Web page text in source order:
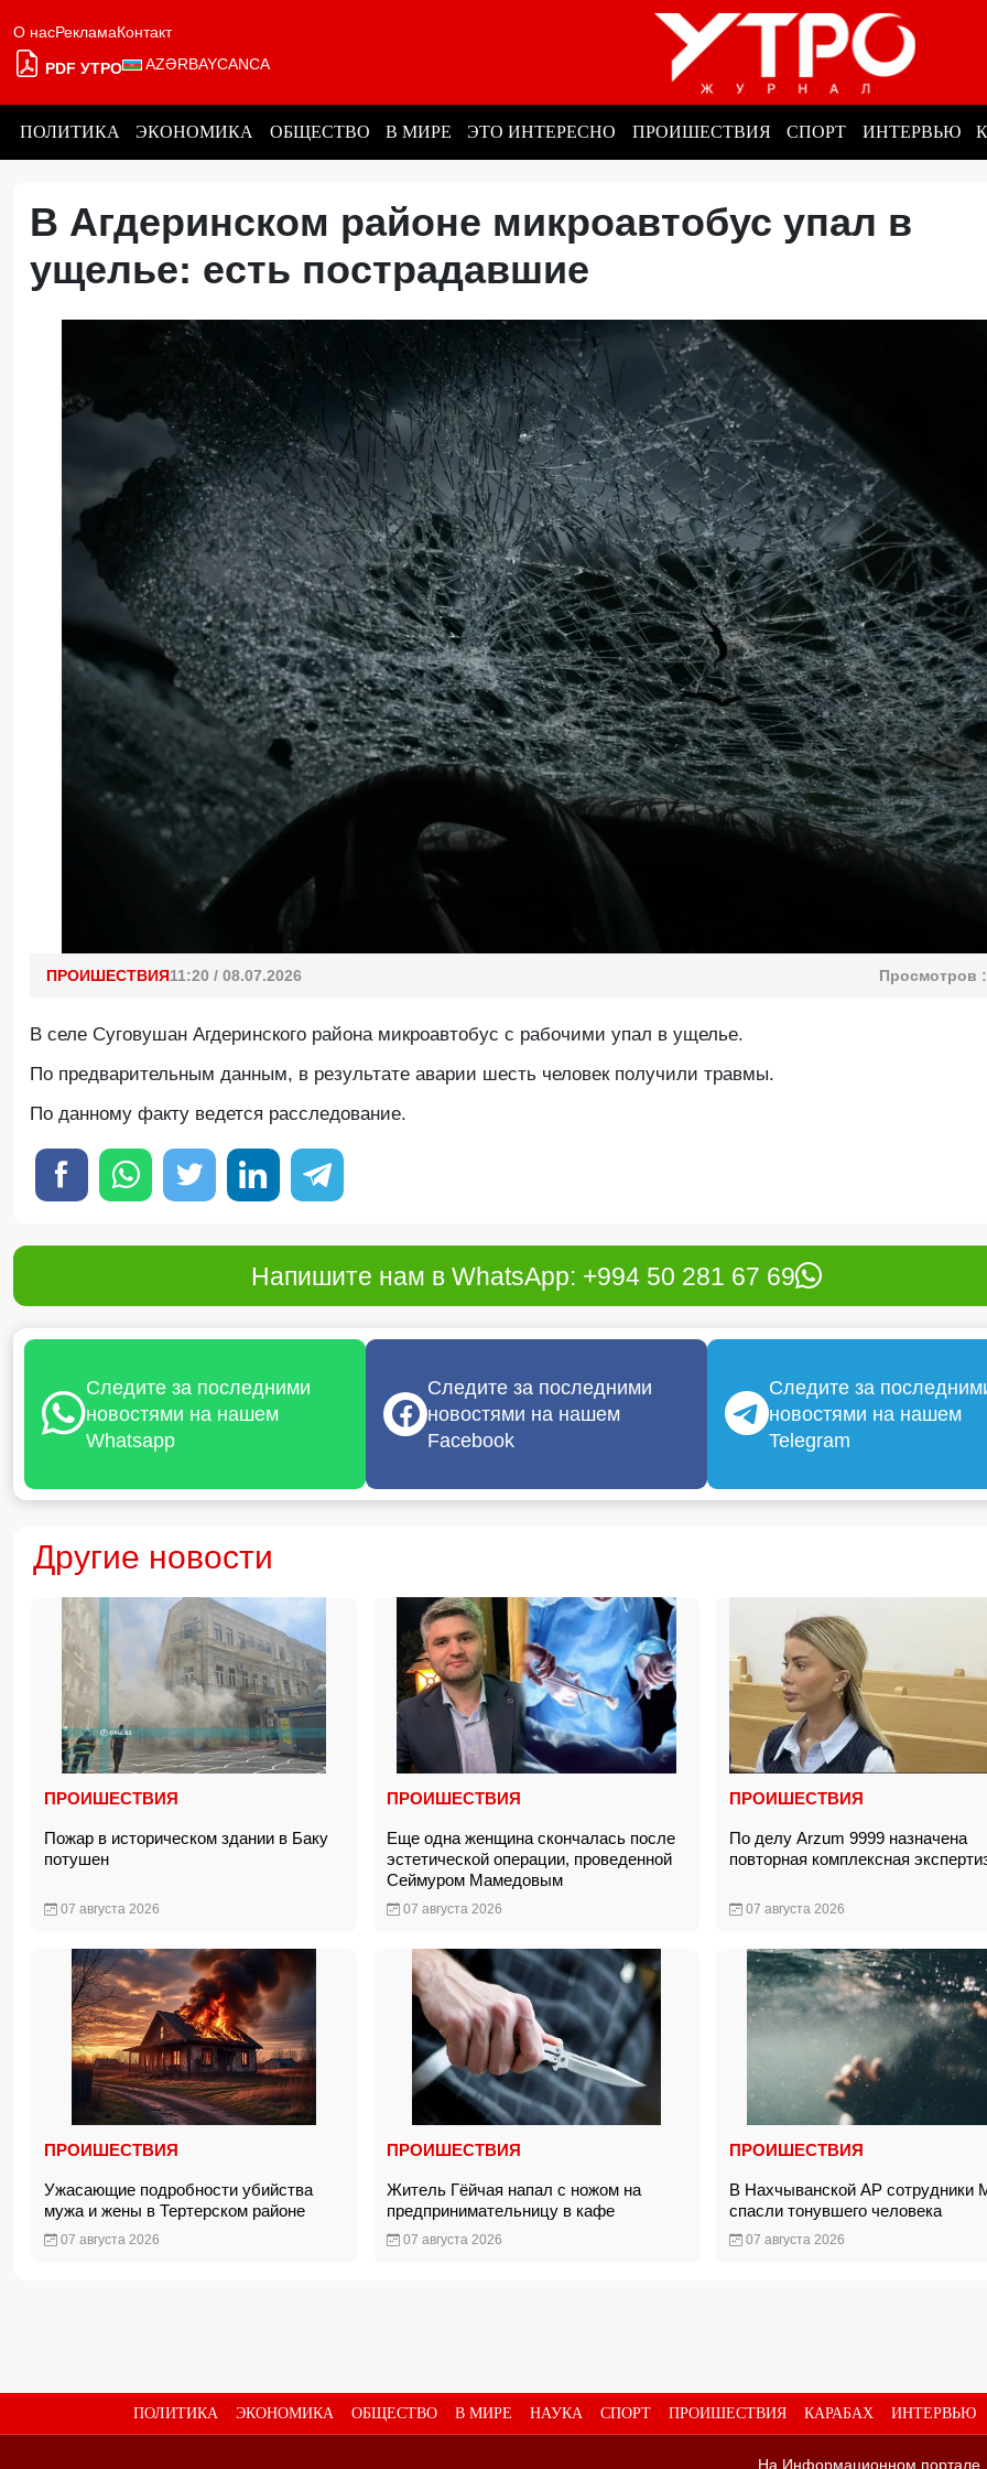
О насРекламаКонтакт
PDF УТРО AZƏRBAYCANCA
ПОЛИТИКА ЭКОНОМИКА ОБЩЕСТВО В МИРЕ ЭТО ИНТЕРЕСНО ПРОИШЕСТВИЯ СПОРТ ИНТЕРВЬЮ
В Агдеринском районе микроавтобус упал в
ущелье: есть пострадавшие
ПРОИШЕСТВИЯ11:20 / 08.07.2026 Просмотров :
В селе Суговушан Агдеринского района микроавтобус с рабочими упал в ущелье.
По предварительным данным, в результате аварии шесть человек получили травмы.
По данному факту ведется расследование.
Напишите нам в WhatsApp: +994 50 281 67 69
Следите за последними
новостями на нашем
Whatsapp
Следите за последними
новостями на нашем
Facebook
Следите за
новостями на нашем
Telegram
Другие новости
ПРОИШЕСТВИЯ
Пожар в историческом здании в Баку
потушен
07 августа 2026
ПРОИШЕСТВИЯ
Еще одна женщина скончалась после
эстетической операции, проведенной
Сеймуром Мамедовым
07 августа 2026
ПРОИШЕСТВИЯ
По делу Arzum 9999 назначена
повторная комплексная
07 августа 2026
ПРОИШЕСТВИЯ
Ужасающие подробности убийства
мужа и жены в Тертерском районе
07 августа 2026
ПРОИШЕСТВИЯ
Житель Гёйчая напал с ножом на
предпринимательницу в кафе
07 августа 2026
ПРОИШЕСТВИЯ
В Нахчыванской АР сотрудники
спасли тонувшего человека
07 августа 2026
ПОЛИТИКА ЭКОНОМИКА ОБЩЕСТВО В МИРЕ НАУКА СПОРТ ПРОИШЕСТВИЯ КАРАБАХ ИНТЕРВЬЮ
На Информационном портале